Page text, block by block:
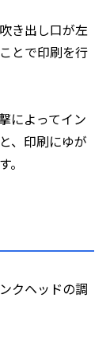
き出し口が左
とで印刷を行
によってイン
、印刷にゆが
クヘッドの調